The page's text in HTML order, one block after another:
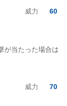
威力 60
が当たった場合は
威力 70